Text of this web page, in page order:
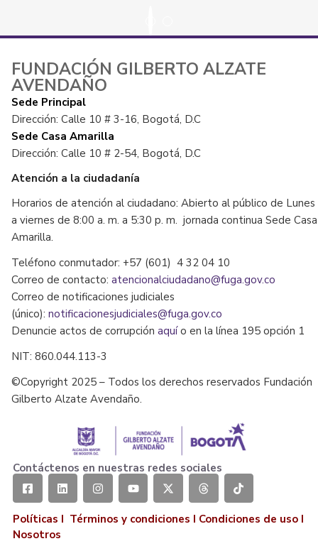
FUNDACIÓN GILBERTO ALZATE
AVENDAÑO
Sede Principal
Dirección: Calle 10 # 3-16, Bogotá, D.C
Sede Casa Amarilla
Dirección: Calle 10 # 2-54, Bogotá, D.C
Atención a la ciudadanía
Horarios de atención al ciudadano: Abierto al público de Lunes
a viernes de 8:00 a. m. a 5:30 p. m. jornada continua Sede Casa
Amarilla.
Teléfono conmutador: +57 (601) 4 32 04 10
Correo de contacto: atencionalciudadano@fuga.gov.co
Correo de notificaciones judiciales
(único): notificacionesjudiciales@fuga.gov.co
Denuncie actos de corrupción aquío en la línea 195 opción 1
NIT: 860.044.113-3
©Copyright 2025 – Todos los derechos reservados Fundación
Gilberto Alzate Avendaño.
Contáctenos en nuestras redes sociales
Políticas I Términos y condiciones I Condiciones de uso I
Nosotros